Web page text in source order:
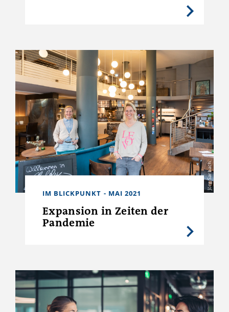
Jörg Sarbach
IM BLICKPUNKT - MAI 2021
Expansion in Zeiten der
Pandemie